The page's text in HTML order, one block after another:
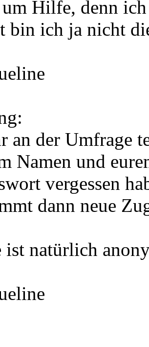
Hilfe, denn
bin ich ja nicht
an der Umfrage
Namen und
vergessen
dann neue
ist natürlich